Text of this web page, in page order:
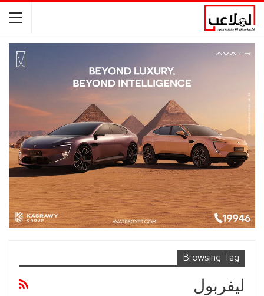
Browsing Tag
ليفربول